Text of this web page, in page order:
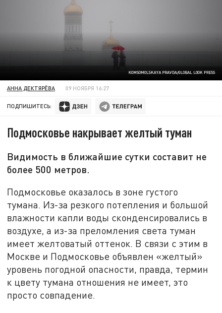
KOMSOMOLSKAYA PRAVDA/GLOBAL LOOK PRESS
АННА ДЕКТЯРЁВА 09 НОЯБРЯ 16:27
ПОДПИШИТЕСЬ:
Подмосковье накрывает желтый туман
Видимость в ближайшие сутки составит не
более 500 метров.
Подмосковье оказалось в зоне густого
тумана. Из-за резкого потепления и большой
влажности капли воды сконденсировались в
воздухе, а из-за преломления света туман
имеет желтоватый оттенок. В связи с этим в
Москве и Подмосковье объявлен «желтый»
уровень погодной опасности, правда, термин
к цвету тумана отношения не имеет, это
просто совпадение.